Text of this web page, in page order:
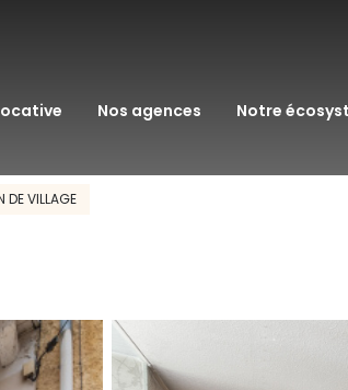
nos agences notre
courtage en
DE VILLAGE